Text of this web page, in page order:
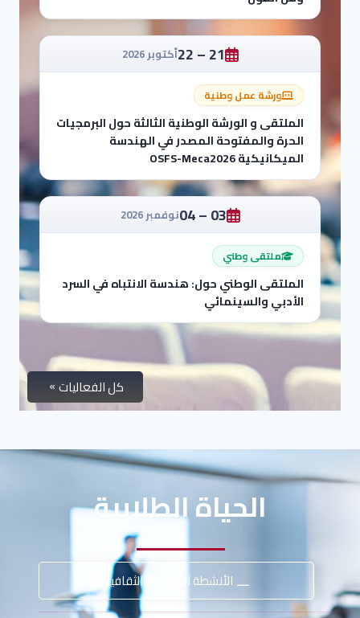
21 – 22 أكتوبر 2026
ورشة عمل وطنية
الملتقى و الورشة الوطنية الثالثة حول البرمجيات
الحرة والمفتوحة المصدر في الهندسة
الميكانيكية OSFS-Meca2026
03 – 04 نوفمبر 2026
ملتقى وطني
الملتقى الوطني حول: هندسة الانتباه في السرد
الأدبي والسينمائي
كل الفعاليات
الحياة الطلابية
الأنشطة الرياضية والثقافية